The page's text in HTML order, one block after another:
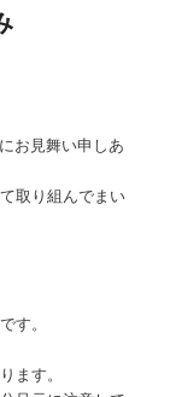
お見舞い申しあ
取り組んでまい
す。
ます。